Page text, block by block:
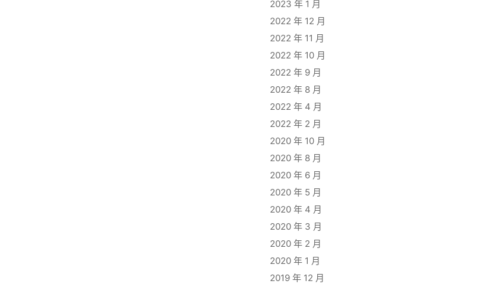
2023 年 1 月
2022 年 12 月
2022 年 11 月
2022 年 10 月
2022 年 9 月
2022 年 8 月
2022 年 4 月
2022 年 2 月
2020 年 10 月
2020 年 8 月
2020 年 6 月
2020 年 5 月
2020 年 4 月
2020 年 3 月
2020 年 2 月
2020 年 1 月
2019 年 12 月